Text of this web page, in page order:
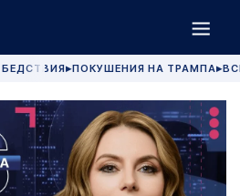
▶ПОКУШЕНИЯ НА ТРАМПА▶